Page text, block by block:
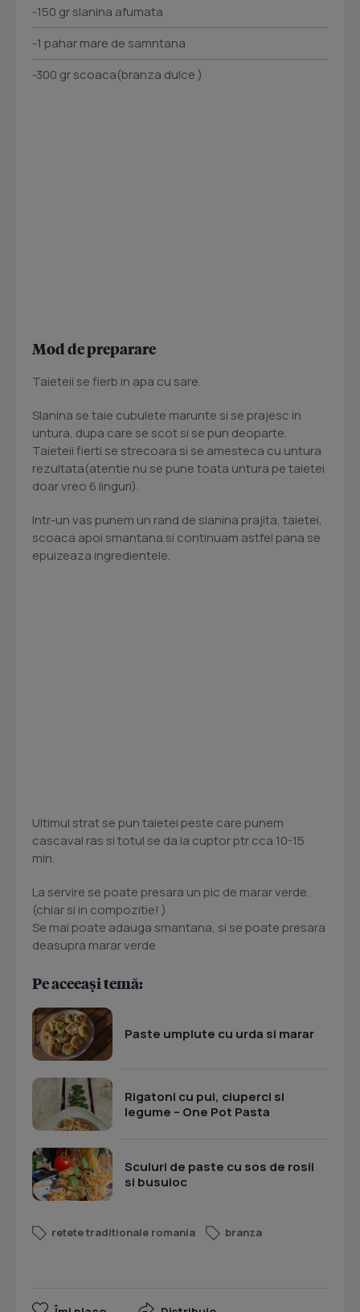
-150 gr slanina afumata
-1 pahar mare de samntana
-300 gr scoaca(branza dulce )
Mod de preparare
Taieteii se fierb in apa cu sare.
Slanina se taie cubulete marunte si se prajesc in
untura, dupa care se scot si se pun deoparte.
Taieteii fierti se strecoara si se amesteca cu untura
rezultata(atentie nu se pune toata untura pe taietei
doar vreo 6 linguri).
Intr-un vas punem un rand de slanina prajita, taietei,
scoaca apoi smantana si continuam astfel pana se
epuizeaza ingredientele.
Ultimul strat se pun taietei peste care punem
cascaval ras si totul se da la cuptor ptr cca 10-15
min.
La servire se poate presara un pic de marar verde.
(chiar si in compozitie! )
Se mai poate adauga smantana, si se poate presara
deasupra marar verde
Pe aceeași temă:
Paste umplute cu urda si marar
Rigatoni cu pui, ciuperci si
legume – One Pot Pasta
Sculuri de paste cu sos de rosii
si busuioc
retete traditionale romania branza